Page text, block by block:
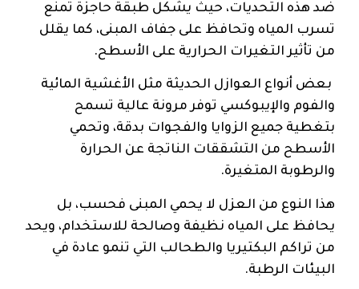
ضد هذه التحديات، حيث يشكل طبقة حاجزة تمنع
تسرب المياه وتحافظ على جفاف المبنى، كما يقلل
من تأثير التغيرات الحرارية على الأسطح.
بعض أنواع العوازل الحديثة مثل الأغشية المائية
والفوم والإيبوكسي توفر مرونة عالية تسمح
بتغطية جميع الزوايا والفجوات بدقة، وتحمي
الأسطح من التشققات الناتجة عن الحرارة
والرطوبة المتغيرة.
هذا النوع من العزل لا يحمي المبنى فحسب، بل
يحافظ على المياه نظيفة وصالحة للاستخدام، ويحد
من تراكم البكتيريا والطحالب التي تنمو عادة في
البيئات الرطبة.